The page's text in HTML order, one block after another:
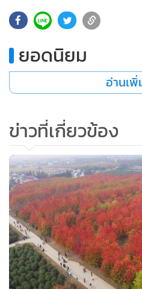
• Motoring
• เกม
• วิทยาศาสตร์
•
•
• กองทุนรวม
• Celeb Online
• Factcheck
• ญี่ปุ่น
• News1
• Gotomanager
ยอดนิยม
อ่านเพิ่
ข่าวที่เกี่ยวข้อง